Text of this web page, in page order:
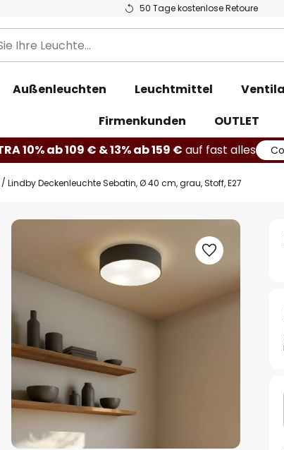
50 Tage kostenlose Retoure
Außenleuchten Leuchtmittel
Firmenkunden
OUTLET
10% ab 109 € & 13% ab 159 € auf fast alles
Lindby Deckenleuchte Sebatin, Ø 40 cm, grau, Stoff, E27